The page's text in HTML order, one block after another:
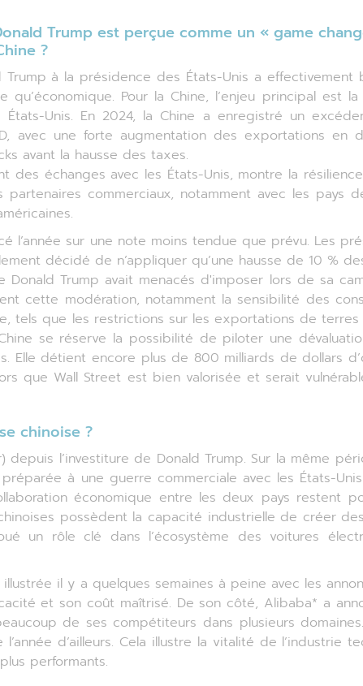
Trump est perçue comme un « game
?
Trump à la présidence des États-Unis a effectivement
qu’économique. Pour la Chine, l’enjeu principal est
États-Unis. En 2024, la Chine a enregistré un
avec une forte augmentation des exportations en
avant la hausse des taxes.
échanges avec les États-Unis, montre la
commerciaux, notamment avec les pays
l’année sur une note moins tendue que prévu. Les
décidé de n’appliquer qu’une hausse de 10 %
Trump avait menacés d'imposer lors de sa
cette modération, notamment la sensibilité des
tels que les restrictions sur les exportations de terres
se réserve la possibilité de piloter une
Elle détient encore plus de 800 milliards de dollars
que Wall Street est bien valorisée et serait
chinoise ?
l’investiture de Donald Trump. Sur la même
à une guerre commerciale avec les États-
économique entre les deux pays restent
possèdent la capacité industrielle de créer
un rôle clé dans l’écosystème des voitures
il y a quelques semaines à peine avec les
et son coût maîtrisé. De son côté, Alibaba* a
de ses compétiteurs dans plusieurs
d’ailleurs. Cela illustre la vitalité de l’industrie
performants.